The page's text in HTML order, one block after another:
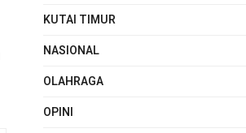
KUTAI TIMUR
NASIONAL
OLAHRAGA
OPINI